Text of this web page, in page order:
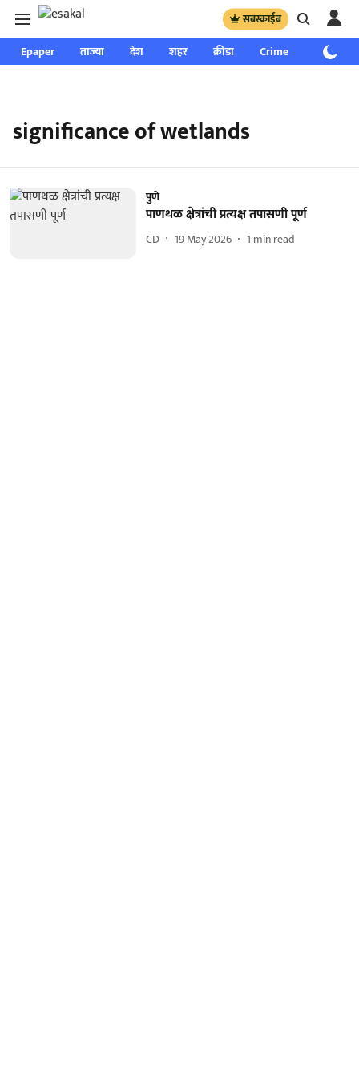
सबस्क्राईब
Epaper ताज्या देश शहर क्रीडा Crime साप्ताहिक
significance of wetlands
पुणे
पाणथळ क्षेत्रांची प्रत्यक्ष तपासणी पूर्ण
CD 19 May 2026 1 min read